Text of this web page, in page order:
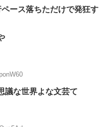
ース落ちただけで発狂す
議な世界よな文芸て